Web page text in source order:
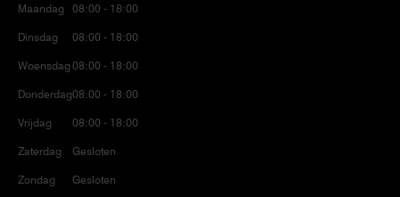
Maandag
Dinsdag
Woensdag
Donderdag
Vrijdag
Zaterdag
Zondag
08:00 - 18:00
08:00 - 18:00
08:00 - 18:00
08:00 - 18:00
08:00 - 18:00
Gesloten
Gesloten